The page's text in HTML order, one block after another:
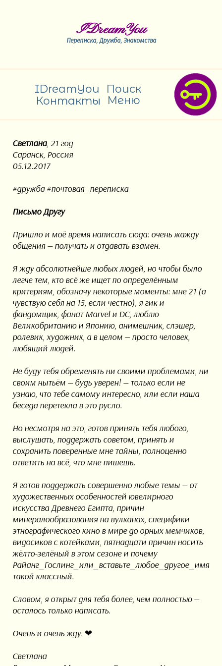
IDreamYou
Переписка, Дружба, Знакомства
IDreamYou
Поиск
Контакты
Меню
Светлана, 21 год
Саранск, Россия
05.12.2017
#дружба #почтовая_переписка
Письмо Другу
Пришло и моё время написать сюда: очень жажду
общения — получать и отдавать взамен.
Я жду абсолютнейше любых людей, но чтобы было
легче тем, кто всё же ищет по определённым
критериям, обозначу некоторые моменты: мне 21 (а
чувствую себя на 15, если честно), я гик и
фандомщик, фанат Marvel и DC, люблю
Великобританию и Японию, анимешник, слэшер,
ролевик, художник, а в целом — просто человек,
любящий людей.
Не буду тебя обременять ни своими проблемами, ни
своим нытьём — будь уверен! — только если не
узнаю, что тебе самому интересно, или если наша
беседа перетекла в это русло.
Но несмотря на это, готов принять тебя любого,
выслушать, поддержать советом, принять и
сохранить поверенные мне тайны, полноценно
ответить на всё, что мне пишешь.
Я готов поддержать совершенно любые темы — от
художественных особенностей ювелирного
искусства Древнего Египта, причин
минералообразования на вулканах, специфики
этнографического кино в мире до орных мемчиков,
видосиков с котейками, пятнадцати причин носить
жёлто-зелёный в этом сезоне и почему
Райанг_Гослинг_или_вставьте_любое_другое_имя
такой классный.
Словом, я открыт для тебя более, чем полностью —
осталось только написать.
Очень и очень жду. ❤
Светлана